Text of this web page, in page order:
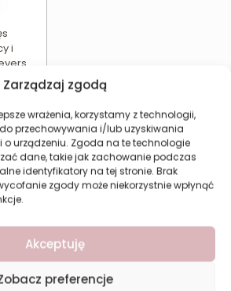
Zarządzaj zgodą
wrażenia, korzystamy z technologii,
przechowywania i/lub uzyskiwania
urządzeniu. Zgoda na te technologie
dane, takie jak zachowanie podczas
identyfikatory na tej stronie. Brak
zgody może niekorzystnie wpłynąć
Akceptuję
preferencje
i
ml